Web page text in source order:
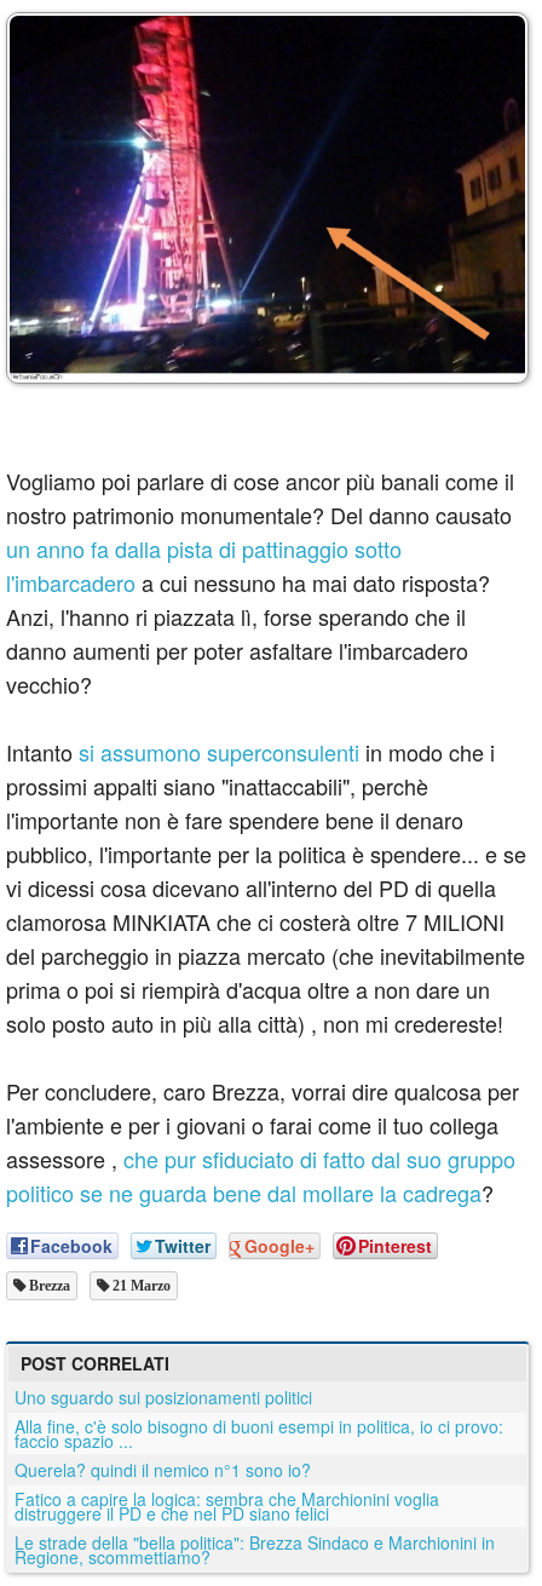
Vogliamo poi parlare di cose ancor più banali come il
nostro patrimonio monumentale? Del danno causato
un anno fa dalla pista di pattinaggio sotto
l'imbarcaderoa cui nessuno ha mai dato risposta?
Anzi, l'hanno ri piazzata lì, forse sperando che il
danno aumenti per poter asfaltare l'imbarcadero
vecchio?
Intantosi assumono superconsulenti in modo che i
prossimi appalti siano "inattaccabili", perchè
l'importante non è fare spendere bene il denaro
pubblico, l'importante per la politica è spendere... e se
vi dicessi cosa dicevano all'interno del PD di quella
clamorosa MINKIATA che ci costerà oltre 7 MILIONI
del parcheggio in piazza mercato (che inevitabilmente
prima o poi si riempirà d'acqua oltre a non dare un
solo posto auto in più alla città) , non mi credereste!
Per concludere, caro Brezza, vorrai dire qualcosa per
l'ambiente e per i giovani o farai come il tuo collega
assessore , che pur sfiduciato di fatto dal suo gruppo
politico se ne guarda bene dal mollare la cadrega?
Facebook Twitter Google+ Pinterest
Brezza 21 Marzo
POST CORRELATI
Uno sguardo sui posizionamenti politici
Alla fine, c'è solo bisogno di buoni esempi in politica, io ci provo:
faccio spazio ...
Querela? quindi il nemico n°1 sono io?
Fatico a capire la logica: sembra che Marchionini voglia
distruggere il PD e che nel PD siano felici
Le strade della "bella politica": Brezza Sindaco e Marchionini in
Regione, scommettiamo?